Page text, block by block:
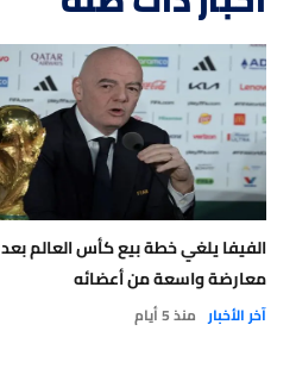
الفيفا يلغي خطة بيع كأس العالم بعد
معارضة واسعة من أعضائه
آخر الأخبار منذ 5 أيام